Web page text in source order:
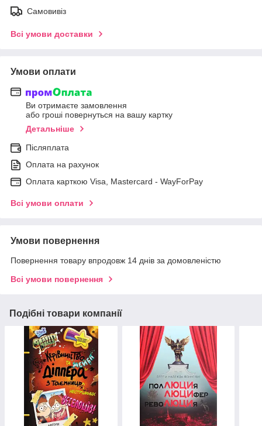
Самовивіз
Всі умови доставки
Умови оплати
Ви отримаєте замовлення
або гроші повернуться на вашу картку
Детальніше
Післяплата
Оплата на рахунок
Оплата карткою Visa, Mastercard - WayForPay
Всі умови оплати
Умови повернення
Повернення товару впродовж 14 днів за домовленістю
Всі умови повернення
Подібні товари компанії